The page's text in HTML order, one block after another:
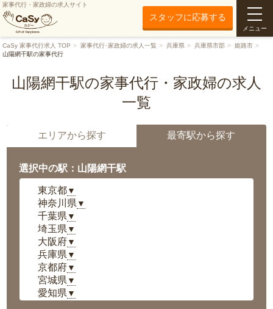
家事代行・家政婦の求人サイト
スタッフに応募する
メニュー
CaSy 家事代行求人 TOP 家事代行･家政婦の求人一覧 兵庫県 兵庫県市部
姫路市
山陽網干駅の家事代行
山陽網干駅の家事代行・家政婦の求人
一覧
エリアから探す 最寄駅から探す
選択中の駅：山陽網干駅
東京都▼
神奈川県 ▼
千葉県 ▼
埼玉県 ▼
大阪府▼
兵庫県 ▼
京都府▼
宮城県 ▼
愛知県 ▼